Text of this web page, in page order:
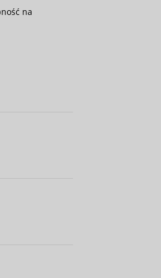
na